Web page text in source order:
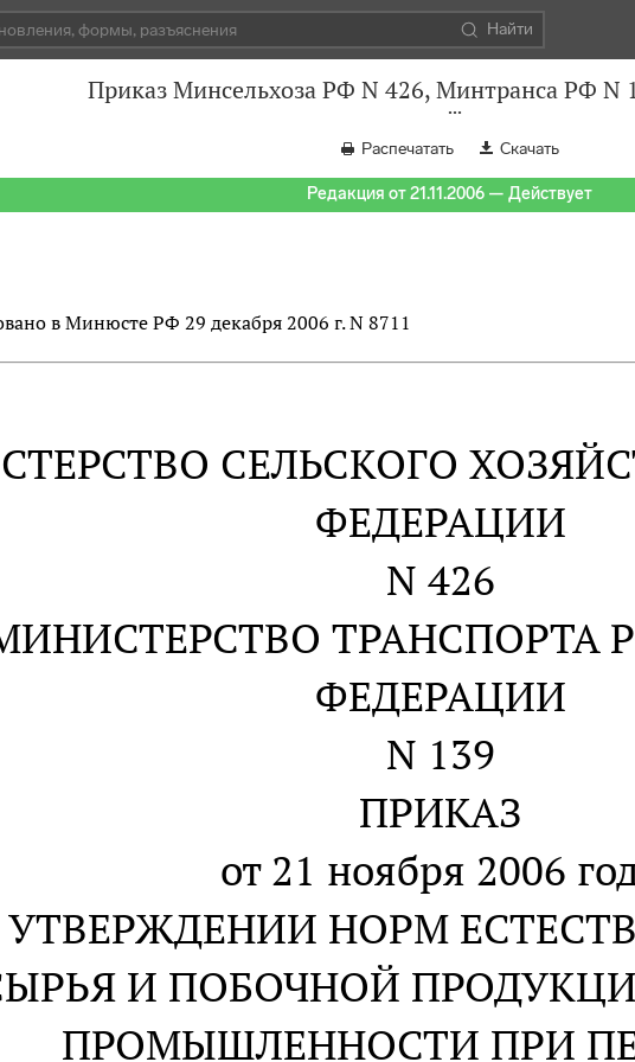
Найти
Приказ Минсельхоза РФ N 426, Минтранса РФ N
Распечатать Скачать
Редакция от 21.11.2006 — Действует
в Минюсте РФ 29 декабря 2006 г. N 8711
СЕЛЬСКОГО
ФЕДЕРАЦИИ
N 426
ТРАНСПОРТА
ФЕДЕРАЦИИ
N 139
ПРИКАЗ
от 21 ноября 2006
УТВЕРЖДЕНИИ НОРМ
И ПОБОЧНОЙ
ПРОМЫШЛЕННОСТИ ПРИ